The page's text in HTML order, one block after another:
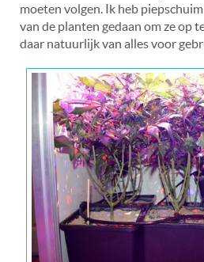
moeten volgen. Ik heb
van de planten gedaan om ze op
daar natuurlijk van alles voor